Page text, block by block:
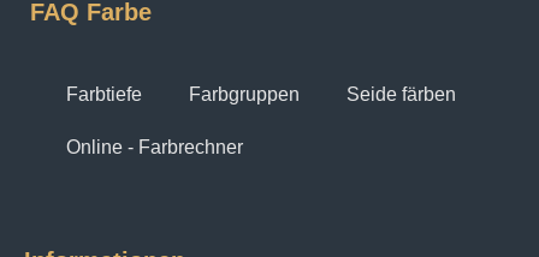
FAQ Farbe
Farbtiefe Farbgruppen Seide färben
Online - Farbrechner